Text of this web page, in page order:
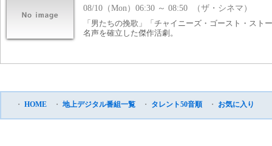
08/10（Mon）06:30 ～ 08:50 （ザ・シネマ）
「男たちの挽歌」「チャイニーズ・ゴースト・スト
名声を確立した傑作活劇。
・ HOME ・ 地上デジタル番組一覧 ・ タレント50音順 ・ お気に入り